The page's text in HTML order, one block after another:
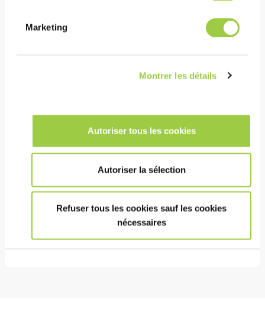
Marketing
Montrer les détails
Autoriser tous les cookies
Autoriser la sélection
Refuser tous les cookies sauf les cookies
nécessaires
承受高热分布
时间
助焊剂残留物可能会留在组件上，因为它们是非腐蚀
性的
健康安全环境
助焊剂介质中不含 CMR 物质。